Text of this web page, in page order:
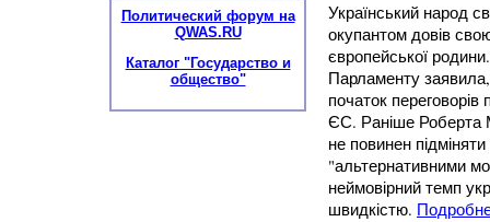
Український народ
окупантом довів
європейської
Парламенту
початок
ЄС. Раніше
не повинен
"альтернативними
неймовірний темп
швидкістю.
Политический форум на
QWAS.RU
Каталог "Государство и
общество"